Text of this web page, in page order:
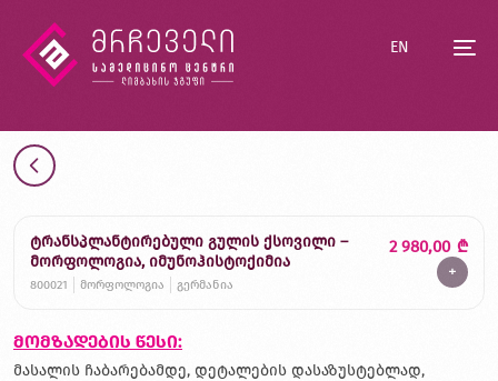
EN
ტრანსპლანტირებული გულის ქსოვილი –
მორფოლოგია, იმუნოჰისტოქიმია
800021 მორფოლოგია გერმანია
2 980,00 ₾
+
მომზადების წესი:
მასალის ჩაბარებამდე, დეტალების დასაზუსტებლად,